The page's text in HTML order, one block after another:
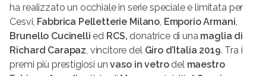
ha realizzato un occhiale in serie speciale e limitata per
Cesvi, Fabbrica Pelletterie Milano, Emporio Armani,
Brunello Cucinelli ed RCS, donatrice di una maglia di
Richard Carapaz, vincitore del Giro d’Italia 2019. Tra i
premi più prestigiosi unvaso in vetrodel maestro